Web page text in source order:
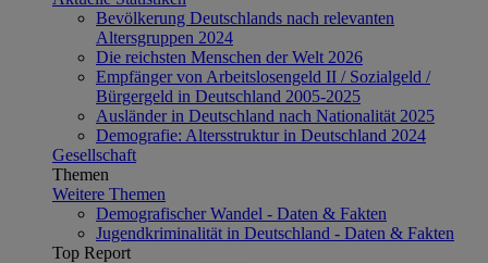
Bevölkerung Deutschlands nach relevanten
Altersgruppen 2024
Die reichsten Menschen der Welt 2026
Empfänger von Arbeitslosengeld II / Sozialgeld /
Bürgergeld in Deutschland 2005-2025
Ausländer in Deutschland nach Nationalität 2025
Demografie: Altersstruktur in Deutschland 2024
Gesellschaft
Themen
Weitere Themen
Demografischer Wandel - Daten & Fakten
Jugendkriminalität in Deutschland - Daten & Fakten
Top Report